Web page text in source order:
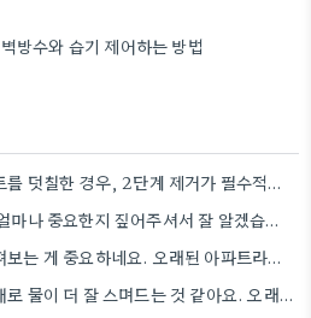
방수와 습기 제어하는 방법
유성 페인트 위에 수성 페인트를 덧칠한 경우, 2단계 제거가 필수적이라는 점을 강조해야겠네요.
샌딩 작업 후에 사포 입자가 얼마나 중요한지 짚어주셔서 잘 알겠습니다. 특히 얇은 사포를 여러 번…
바닥 줄눈 상태를 꼼꼼히 살펴보는 게 중요하네요. 오래된 아파트라면 줄눈부터 망가지기 쉬울 것 같아요.
특히 겨울철 습도 때문에 틈새로 물이 더 잘 스며드는 것 같아요. 오래된 건물일수록 이런 부분에…